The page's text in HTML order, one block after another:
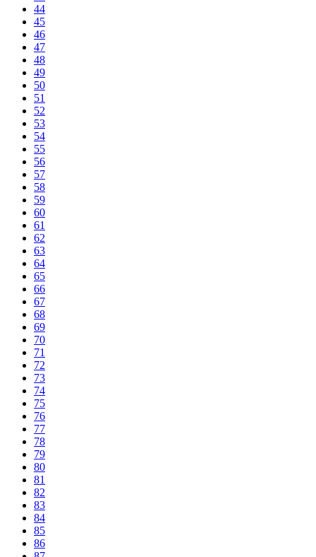
44
45
46
47
48
49
50
51
52
53
54
55
56
57
58
59
60
61
62
63
64
65
66
67
68
69
70
71
72
73
74
75
76
77
78
79
80
81
82
83
84
85
86